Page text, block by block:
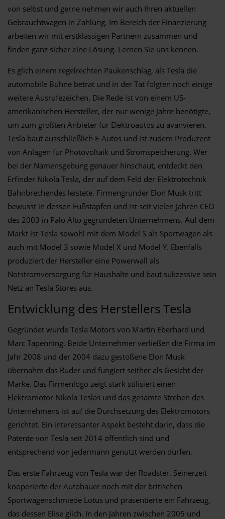
von selbst und gerne nehmen wir auch Ihren aktuellen
Gebrauchtwagen in Zahlung. Im Bereich der Finanzierung
arbeiten wir mit erstklassigen Partnern zusammen und
finden ganz sicher eine Lösung. Lernen Sie uns kennen.
Es glich einem regelrechten Paukenschlag, als Tesla die
automobile Bühne betrat und in der Tat folgten noch einige
weitere Ausrufezeichen. Die Rede ist von einem US-
amerikanischen Hersteller, der nur wenige Jahre benötigte,
um zum größten Anbieter für Elektroautos zu avanvieren.
Tesla baut ausschließlich E-Autos und ist zudem Produzent
von Anlagen für Photovoltaik und Stromspeicherung. Wer
bei der Namensgebung genauer hinschaut, entdeckt den
Erfinder Nikola Tesla, der auf dem Feld der Elektrotechnik
Bahnbrechendes leistete. Firmengründer Elon Musk tritt
bewusst in dessen Fußstapfen und ist seit vielen Jahren CEO
des 2003 in Palo Alto gegründeten Unternehmens. Auf dem
Markt ist Tesla sowohl mit dem Model S als Sportwagen als
auch mit Model 3 sowie Model X und Model Y. Ebenfalls
produziert der Hersteller eine Powerwall als
Notstromversorgung für Haushalte und baut sukzessive sein
Netz an Tesla Stores aus.
Entwicklung des Herstellers Tesla
Gegründet wurde Tesla Motors von Martin Eberhard und
Marc Tapenning. Beide Unternehmer verließen die Firma im
Jahr 2008 und der 2004 dazu gestoßene Elon Musk
übernahm das Ruder und fungiert seither als Gesicht der
Marke. Das Firmenlogo zeigt stark stilisiert einen
Elektromotor Nikola Teslas und das gesamte Streben des
Unternehmens ist auf die Durchsetzung des Elektromotors
gerichtet. Ein interessanter Aspekt besteht darin, dass die
Patente von Tesla seit 2014 öffentlich sind und
entsprechend von jedermann genutzt werden dürfen.
Das erste Fahrzeug von Tesla war der Roadster. Seinerzeit
kooperierte der Autobauer noch mit der britischen
Sportwagenschmiede Lotus und präsentierte ein Fahrzeug,
das dessen Elise glich. In den Jahren zwischen 2005 und